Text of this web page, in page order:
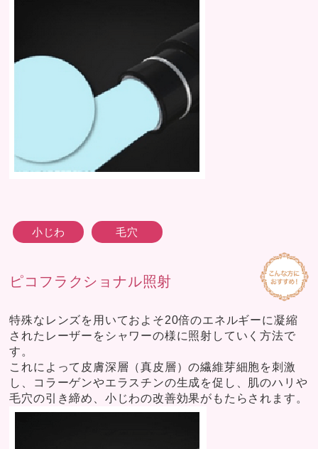
小じわ 毛穴
ピコフラクショナル照射
特殊なレンズを用いておよそ20倍のエネルギーに凝縮
されたレーザーをシャワーの様に照射していく方法で
す。
これによって皮膚深層（真皮層）の繊維芽細胞を刺激
し、コラーゲンやエラスチンの生成を促し、肌のハリや
毛穴の引き締め、小じわの改善効果がもたらされます。